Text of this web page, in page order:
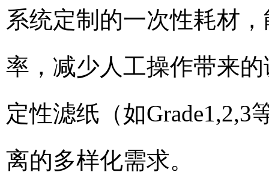
系统定制的一次性耗材
率，减少人工操作带来
定性滤纸（如
离的多样化需求。